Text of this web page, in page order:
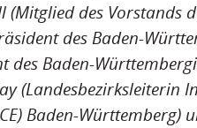
(Mitglied des Vorstands
des Baden-
des Baden-
(Landesbezirksleiterin
Baden-